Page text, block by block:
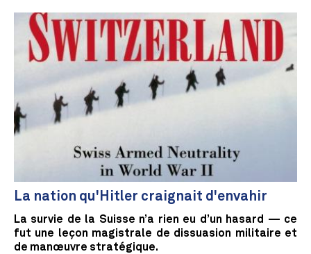
La nation qu'Hitler craignait d'envahir
La survie de la Suisse n’a rien eu d’un hasard — ce
fut une leçon magistrale de dissuasion militaire et
de manœuvre stratégique.